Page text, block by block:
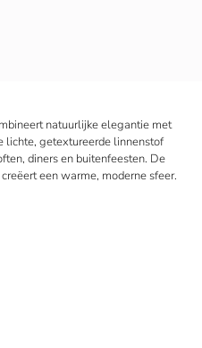
natuurlijke elegantie met
lichte, getextureerde linnenstof
diners en buitenfeesten. De
een warme, moderne sfeer.